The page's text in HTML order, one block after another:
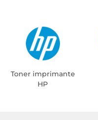
Toner imprimante
HP